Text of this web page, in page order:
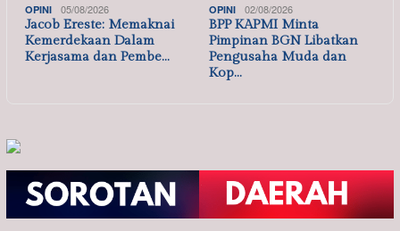
OPINI 05/08/2026
Jacob Ereste: Memaknai
Kemerdekaan Dalam
Kerjasama dan Pembe…
OPINI 02/08/2026
BPP KAPMI Minta
Pimpinan BGN Libatkan
Pengusaha Muda dan
Kop…